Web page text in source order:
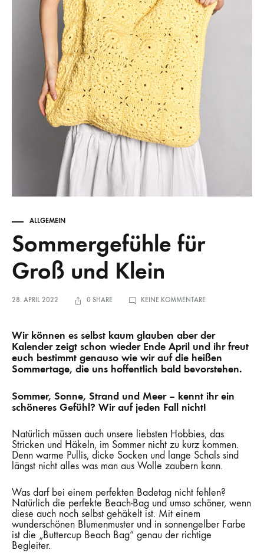
ALLGEMEIN
Sommergefühle für
Groß und Klein
28. APRIL 2022 0 SHARE KEINE KOMMENTAREZU
LEIN
Wir können es selbst kaum glauben aber der
Kalender zeigt schon wieder Ende April und ihr freut
euch bestimmt genauso wie wir auf die heißen
Sommertage, die uns hoffentlich bald bevorstehen.
Sommer, Sonne, Strand und Meer – kennt ihr ein
schöneres Gefühl? Wir auf jeden Fall nicht!
Natürlich müssen auch unsere liebsten Hobbies, das
Stricken und Häkeln, im Sommer nicht zu kurz kommen.
Denn warme Pullis, dicke Socken und lange Schals sind
längst nicht alles was man aus Wolle zaubern kann.
Was darf bei einem perfekten Badetag nicht fehlen?
Natürlich die perfekte Beach-Bag und umso schöner, wenn
diese auch noch selbst gehäkelt ist. Mit einem
wunderschönen Blumenmuster und in sonnengelber Farbe
ist die „Buttercup Beach Bag“ genau der richtige
Begleiter.